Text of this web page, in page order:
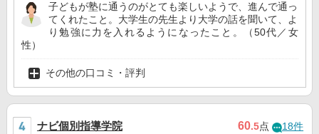
子どもが塾に通うのがとても楽しいようで、進んで通っ
てくれたこと。大学生の先生より大学の話を聞いて、よ
り勉強に力を入れるようになったこと。（50代／女
性）
その他の口コミ・評判
ナビ個別指導学院 60.5点 18件